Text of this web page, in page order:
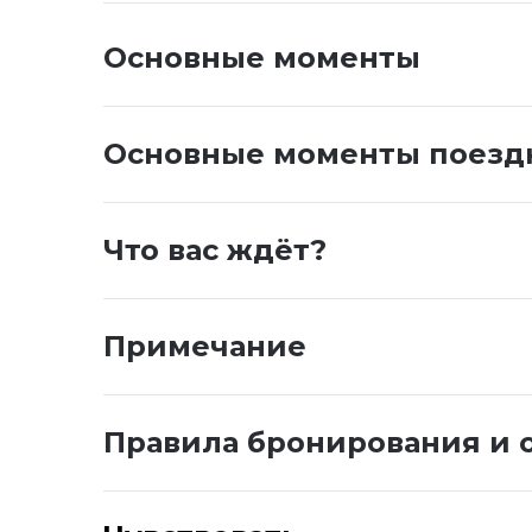
Основные моменты
Основные моменты
Что вас ждёт?
Примечание
Правила бронирования и